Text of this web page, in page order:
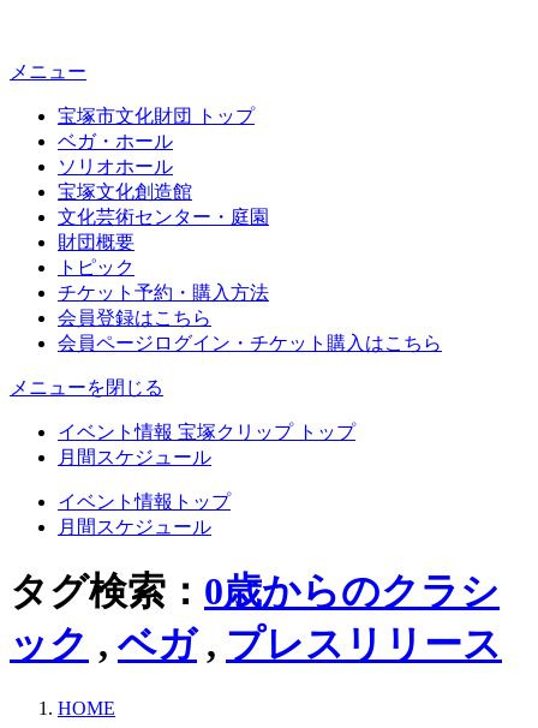
メニュー
宝塚市文化財団 トップ
ベガ・ホール
ソリオホール
宝塚文化創造館
文化芸術センター・庭園
財団概要
トピック
チケット予約・購入方法
会員登録はこちら
会員ページログイン・チケット購入はこちら
メニューを閉じる
イベント情報 宝塚クリップ トップ
月間スケジュール
イベント情報トップ
月間スケジュール
タグ検索： 0歳からのクラシ
ック , ベガ, プレスリリース
HOME